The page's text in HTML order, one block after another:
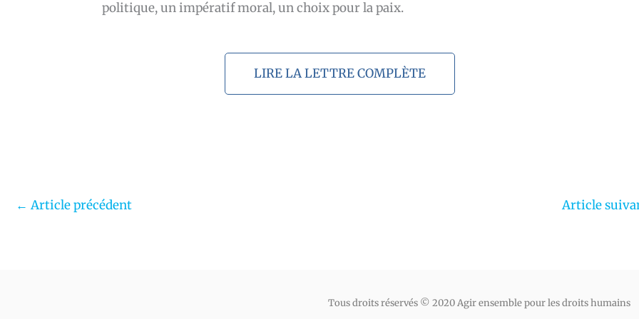
politique, un impératif moral, un choix pour la paix.
LIRE LA LETTRE COMPLÈTE
← Article précédent Article
Tous droits réservés © 2020 Agir ensemble pour les droits humains